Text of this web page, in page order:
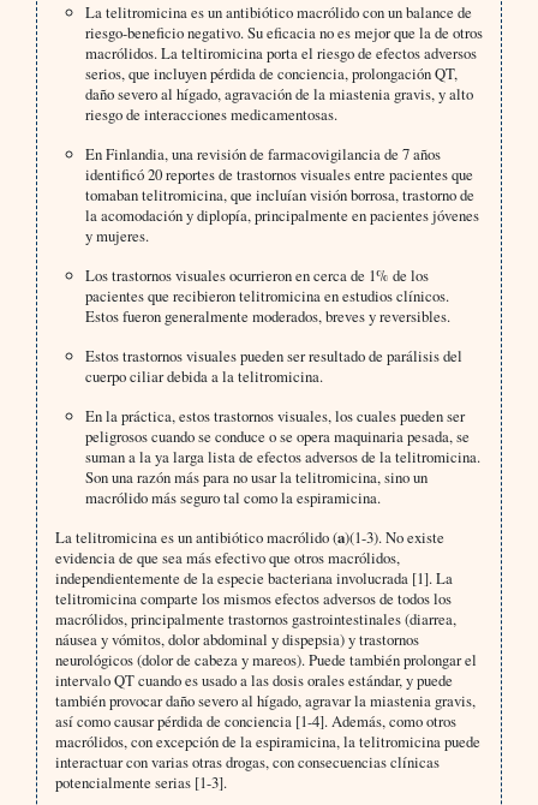
La telitromicina es un antibiótico macrólido con un balance de
riesgo-beneficio negativo. Su eficacia no es mejor que la de otros
macrólidos. La teltiromicina porta el riesgo de efectos adversos
serios, que incluyen pérdida de conciencia, prolongación QT,
daño severo al hígado, agravación de la miastenia gravis, y alto
riesgo de interacciones medicamentosas.
En Finlandia, una revisión de farmacovigilancia de 7 años
identificó 20 reportes de trastornos visuales entre pacientes que
tomaban telitromicina, que incluían visión borrosa, trastorno de
la acomodación y diplopía, principalmente en pacientes jóvenes
y mujeres.
Los trastornos visuales ocurrieron en cerca de 1% de los
pacientes que recibieron telitromicina en estudios clínicos.
Estos fueron generalmente moderados, breves y reversibles.
Estos trastornos visuales pueden ser resultado de parálisis del
cuerpo ciliar debida a la telitromicina.
En la práctica, estos trastornos visuales, los cuales pueden ser
peligrosos cuando se conduce o se opera maquinaria pesada, se
suman a la ya larga lista de efectos adversos de la telitromicina.
Son una razón más para no usar la telitromicina, sino un
macrólido más seguro tal como la espiramicina.
La telitromicina es un antibiótico macrólido (a)(1-3). No existe
evidencia de que sea más efectivo que otros macrólidos,
independientemente de la especie bacteriana involucrada [1]. La
telitromicina comparte los mismos efectos adversos de todos los
macrólidos, principalmente trastornos gastrointestinales (diarrea,
náusea y vómitos, dolor abdominal y dispepsia) y trastornos
neurológicos (dolor de cabeza y mareos). Puede también prolongar el
intervalo QT cuando es usado a las dosis orales estándar, y puede
también provocar daño severo al hígado, agravar la miastenia gravis,
así como causar pérdida de conciencia [1-4]. Además, como otros
macrólidos, con excepción de la espiramicina, la telitromicina puede
interactuar con varias otras drogas, con consecuencias clínicas
potencialmente serias [1-3].